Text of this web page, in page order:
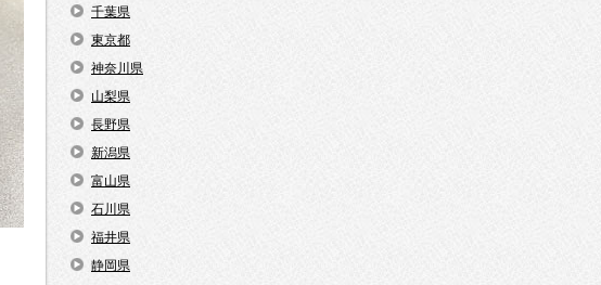
千葉県
東京都
神奈川県
山梨県
長野県
新潟県
富山県
石川県
福井県
静岡県